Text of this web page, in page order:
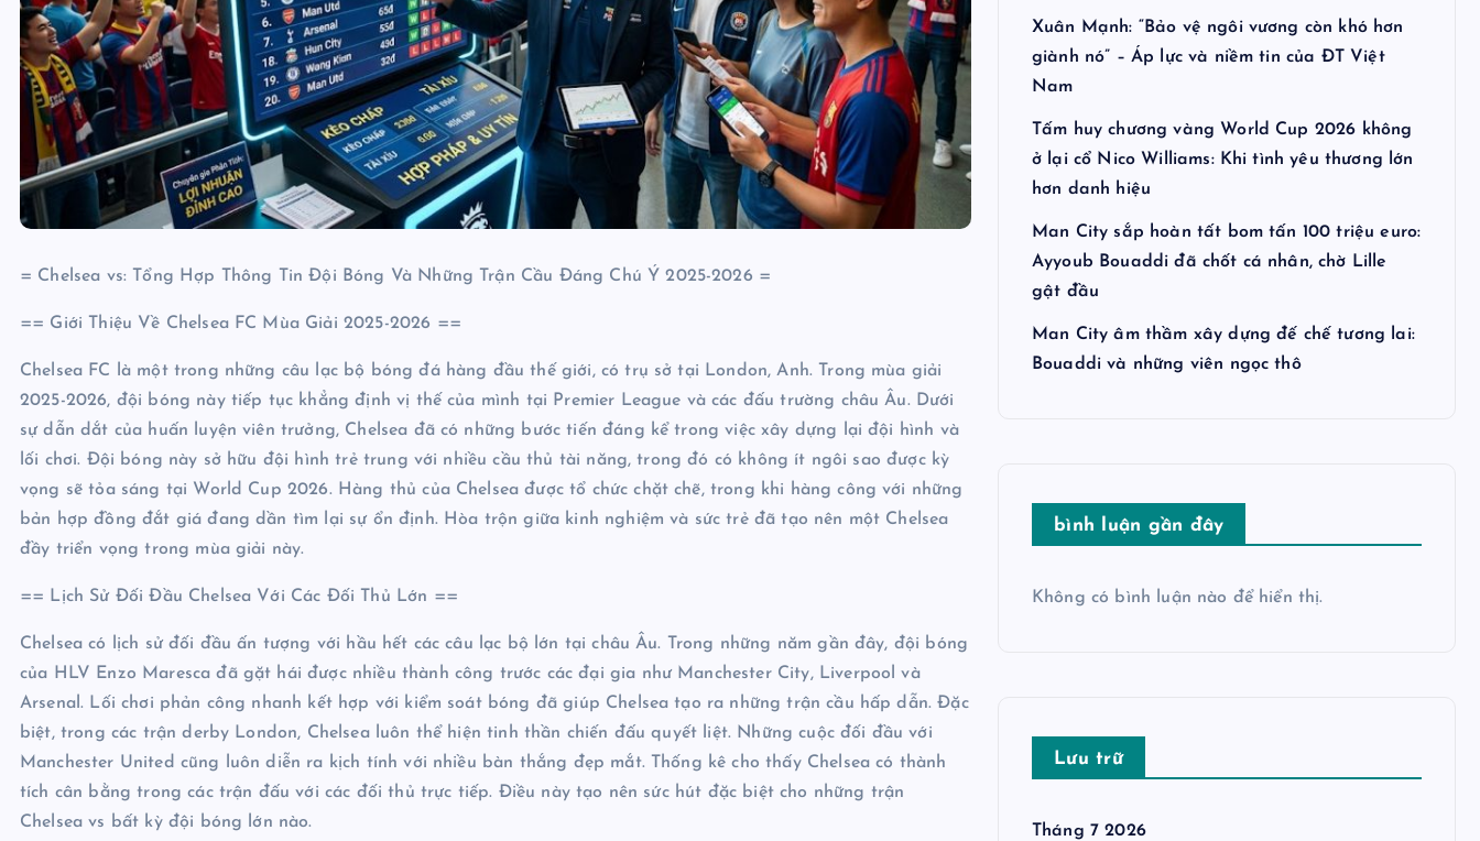
= Chelsea vs: Tổng Hợp Thông Tin Đội Bóng Và Những Trận Cầu Đáng Chú Ý 2025-2026 =
== Giới Thiệu Về Chelsea FC Mùa Giải 2025-2026 ==
Chelsea FC là một trong những câu lạc bộ bóng đá hàng đầu thế giới, có trụ sở tại London, Anh. Trong mùa giải
2025-2026, đội bóng này tiếp tục khẳng định vị thế của mình tại Premier League và các đấu trường châu Âu. Dưới
sự dẫn dắt của huấn luyện viên trưởng, Chelsea đã có những bước tiến đáng kể trong việc xây dựng lại đội hình và
lối chơi. Đội bóng này sở hữu đội hình trẻ trung với nhiều cầu thủ tài năng, trong đó có không ít ngôi sao được kỳ
vọng sẽ tỏa sáng tại World Cup 2026. Hàng thủ của Chelsea được tổ chức chặt chẽ, trong khi hàng công với những
bản hợp đồng đắt giá đang dần tìm lại sự ổn định. Hòa trộn giữa kinh nghiệm và sức trẻ đã tạo nên một Chelsea
đầy triển vọng trong mùa giải này.
== Lịch Sử Đối Đầu Chelsea Với Các Đối Thủ Lớn ==
Chelsea có lịch sử đối đầu ấn tượng với hầu hết các câu lạc bộ lớn tại châu Âu. Trong những năm gần đây, đội bóng
của HLV Enzo Maresca đã gặt hái được nhiều thành công trước các đại gia như Manchester City, Liverpool và
Arsenal. Lối chơi phản công nhanh kết hợp với kiểm soát bóng đã giúp Chelsea tạo ra những trận cầu hấp dẫn. Đặc
biệt, trong các trận derby London, Chelsea luôn thể hiện tinh thần chiến đấu quyết liệt. Những cuộc đối đầu với
Manchester United cũng luôn diễn ra kịch tính với nhiều bàn thắng đẹp mắt. Thống kê cho thấy Chelsea có thành
tích cân bằng trong các trận đấu với các đối thủ trực tiếp. Điều này tạo nên sức hút đặc biệt cho những trận
Chelsea vs bất kỳ đội bóng lớn nào.
Xuân Mạnh: “Bảo vệ ngôi vương còn khó hơn
giành nó” – Áp lực và niềm tin của ĐT Việt
Nam
Tấm huy chương vàng World Cup 2026 không
ở lại cổ Nico Williams: Khi tình yêu thương lớn
hơn danh hiệu
Man City sắp hoàn tất bom tấn 100 triệu euro:
Ayyoub Bouaddi đã chốt cá nhân, chờ Lille
gật đầu
Man City âm thầm xây dựng đế chế tương lai:
Bouaddi và những viên ngọc thô
bình luận gần đây
Không có bình luận nào để hiển thị.
Lưu trữ
Tháng 7 2026